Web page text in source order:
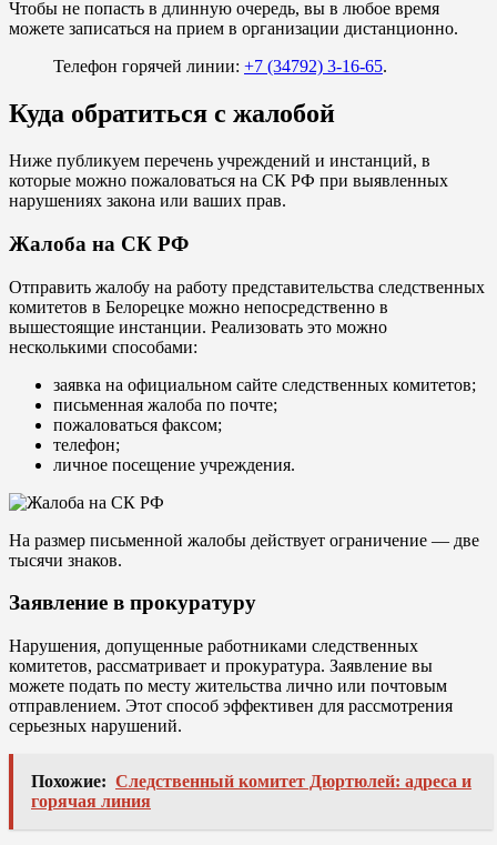
Чтобы не попасть в длинную очередь, вы в любое время
можете записаться на прием в организации дистанционно.
Телефон горячей линии: +7 (34792) 3-16-65.
Куда обратиться с жалобой
Ниже публикуем перечень учреждений и инстанций, в
которые можно пожаловаться на СК РФ при выявленных
нарушениях закона или ваших прав.
Жалоба на СК РФ
Отправить жалобу на работу представительства следственных
комитетов в Белорецке можно непосредственно в
вышестоящие инстанции. Реализовать это можно
несколькими способами:
заявка на официальном сайте следственных комитетов;
письменная жалоба по почте;
пожаловаться факсом;
телефон;
личное посещение учреждения.
На размер письменной жалобы действует ограничение — две
тысячи знаков.
Заявление в прокуратуру
Нарушения, допущенные работниками следственных
комитетов, рассматривает и прокуратура. Заявление вы
можете подать по месту жительства лично или почтовым
отправлением. Этот способ эффективен для рассмотрения
серьезных нарушений.
Похожие: Следственный комитет Дюртюлей: адреса и
горячая линия